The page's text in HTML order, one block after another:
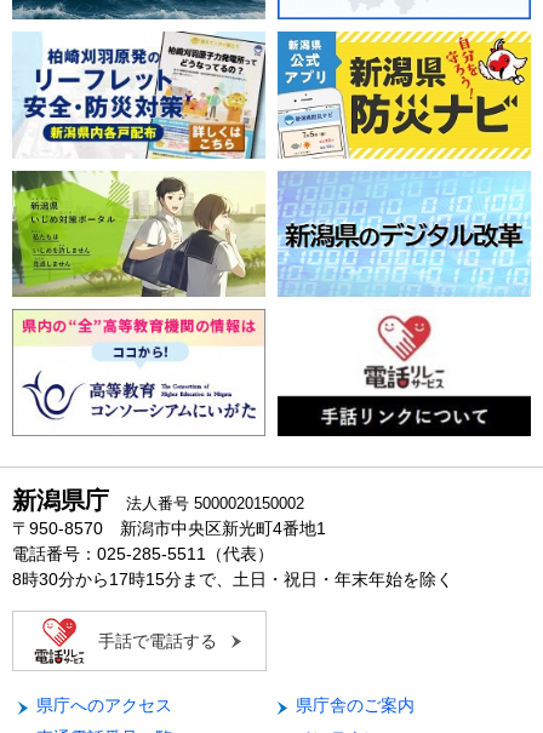
新潟県庁 法人番号 5000020150002
〒950-8570 新潟市中央区新光町4番地1
電話番号：025-285-5511（代表）
8時30分から17時15分まで、土日・祝日・年末年始を除く
手話で電話する
県庁へのアクセス
県庁舎のご案内